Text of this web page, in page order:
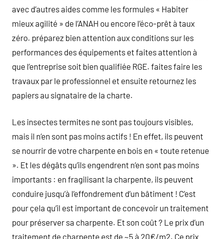
avec d’autres aides comme les formules « Habiter
mieux agilité » de l’ANAH ou encore l’éco-prêt à taux
zéro. préparez bien attention aux conditions sur les
performances des équipements et faites attention à
que l’entreprise soit bien qualifiée RGE. faites faire les
travaux par le professionnel et ensuite retournez les
papiers au signataire de la charte.
Les insectes termites ne sont pas toujours visibles,
mais il n’en sont pas moins actifs ! En effet, ils peuvent
se nourrir de votre charpente en bois en « toute retenue
». Et les dégâts qu’ils engendrent n’en sont pas moins
importants : en fragilisant la charpente, ils peuvent
conduire jusqu’à l’effondrement d’un bâtiment ! C’est
pour çela qu’il est important de concevoir un traitement
pour préserver sa charpente. Et son coût ? Le prix d’un
traitement de charpente est de ~5 à 20€/m2. Ce prix